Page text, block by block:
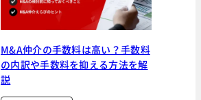
M&A仲介の手数料は高い？手数料
の内訳や手数料を抑える方法を解
説